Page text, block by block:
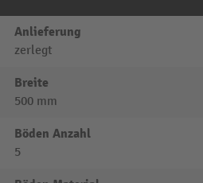
Anlieferung
zerlegt
Breite
500 mm
Böden Anzahl
5